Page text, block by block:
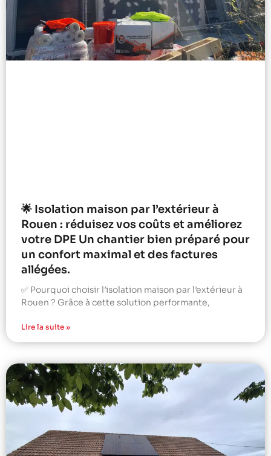
🌟 Isolation maison par l’extérieur à
Rouen : réduisez vos coûts et améliorez
votre DPE Un chantier bien préparé pour
un confort maximal et des factures
allégées.
✅ Pourquoi choisir l’isolation maison par l’extérieur à
Rouen ? Grâce à cette solution performante,
Lire la suite »